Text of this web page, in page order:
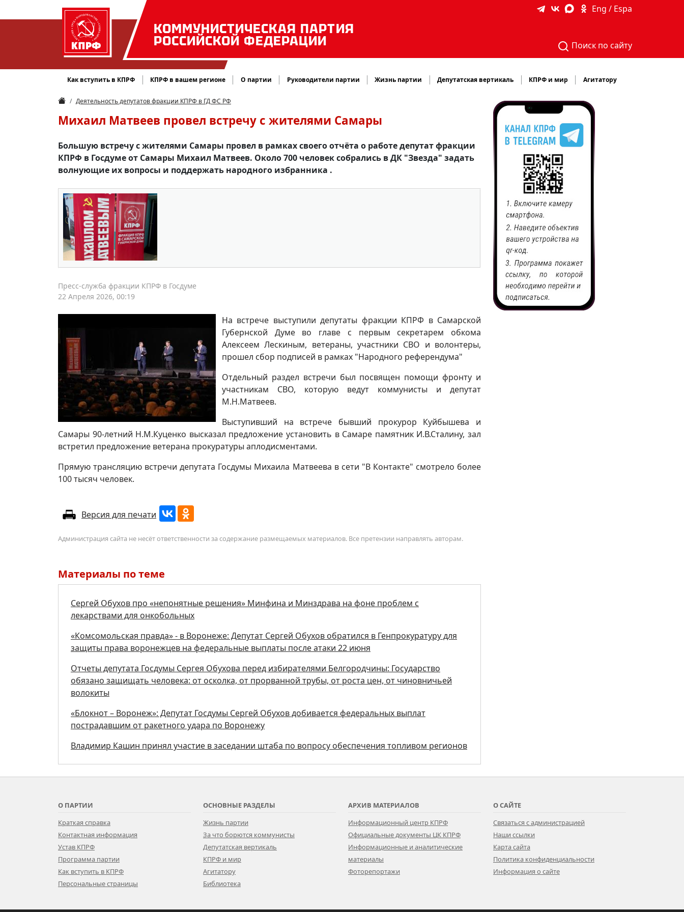
КОММУНИСТИЧЕСКАЯ ПАРТИЯ
РОССИЙСКОЙ ФЕДЕРАЦИИ
Eng / Espa
Поиск по сайту
Как вступить в КПРФ КПРФ в вашем регионе О партии Руководители партии Жизнь партии Депутатская вертикаль КПРФ и мир Агитатору
Деятельность депутатов фракции КПРФ в ГД ФС РФ
Михаил Матвеев провел встречу с жителями Самары
Большую встречу с жителями Самары провел в рамках своего отчёта о работе депутат фракции
КПРФ в Госдуме от Самары Михаил Матвеев. Около 700 человек собрались в ДК "Звезда" задать
волнующие их вопросы и поддержать народного избранника .
Пресс-служба фракции КПРФ в Госдуме
22 Апреля 2026, 00:19
На встрече выступили депутаты фракции КПРФ в Самарской
Губернской Думе во главе с первым секретарем обкома
Алексеем Лескиным, ветераны, участники СВО и волонтеры,
прошел сбор подписей в рамках "Народного референдума"
Отдельный раздел встречи был посвящен помощи фронту и
участникам СВО, которую ведут коммунисты и депутат
М.Н.Матвеев.
Выступивший на встрече бывший прокурор Куйбышева и
Самары 90-летний Н.М.Куценко высказал предложение установить в Самаре памятник И.В.Сталину, зал
встретил предложение ветерана прокуратуры аплодисментами.
Прямую трансляцию встречи депутата Госдумы Михаила Матвеева в сети "В Контакте" смотрело более
100 тысяч человек.
Версия для печати
Администрация сайта не несёт ответственности за содержание размещаемых материалов. Все претензии направлять авторам.
Материалы по теме
Сергей Обухов про «непонятные решения» Минфина и Минздрава на фоне проблем с
лекарствами для онкобольных
«Комсомольская правда» - в Воронеже: Депутат Сергей Обухов обратился в Генпрокуратуру для
защиты права воронежцев на федеральные выплаты после атаки 22 июня
Отчеты депутата Госдумы Сергея Обухова перед избирателями Белгородчины: Государство
обязано защищать человека: от осколка, от прорванной трубы, от роста цен, от чиновничьей
волокиты
«Блокнот – Воронеж»: Депутат Госдумы Сергей Обухов добивается федеральных выплат
пострадавшим от ракетного удара по Воронежу
Владимир Кашин принял участие в заседании штаба по вопросу обеспечения топливом регионов
О ПАРТИИ
Краткая справка
Контактная информация
Устав КПРФ
Программа партии
Как вступить в КПРФ
Персональные страницы
ОСНОВНЫЕ РАЗДЕЛЫ
Жизнь партии
За что борются коммунисты
Депутатская вертикаль
КПРФ и мир
Агитатору
Библиотека
АРХИВ МАТЕРИАЛОВ
Информационный центр КПРФ
Официальные документы ЦК КПРФ
Информационные и аналитические
материалы
Фоторепортажи
О САЙТЕ
Связаться с администрацией
Наши ссылки
Карта сайта
Политика конфиденциальности
Информация о сайте